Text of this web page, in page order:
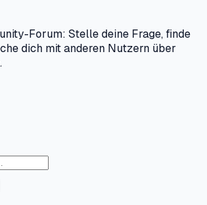
Forum: Stelle deine Frage, finde
dich mit anderen Nutzern über